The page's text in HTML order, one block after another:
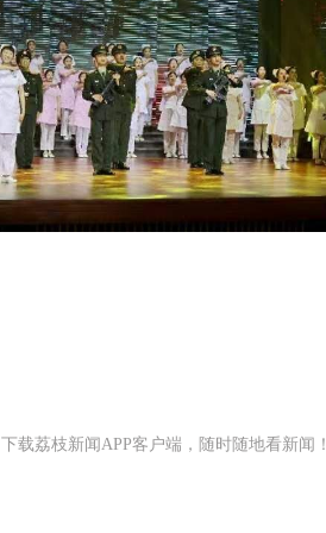
下载荔枝新闻APP客户端，随时随地看新闻！